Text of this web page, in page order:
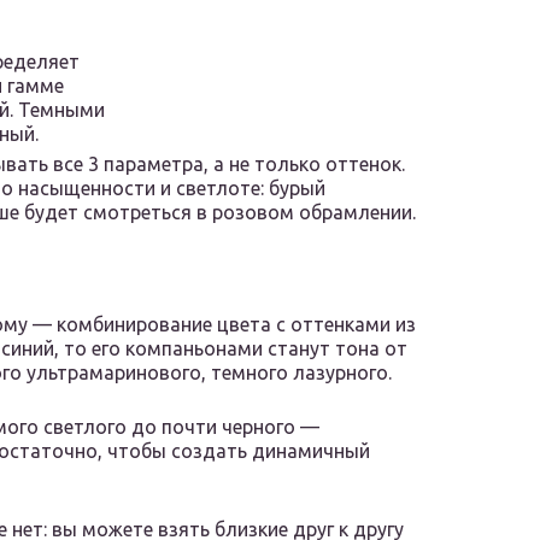
гамме
Темными
все 3 параметра, а не только оттенок.
насыщенности и светлоте: бурый
будет смотреться в розовом обрамлении.
— комбинирование цвета с оттенками из
то его компаньонами станут тона от
ультрамаринового, темного лазурного.
светлого до почти черного —
чтобы создать динамичный
вы можете взять близкие друг к другу